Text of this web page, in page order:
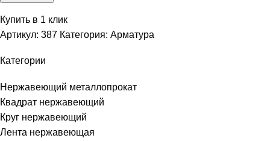
Категории
Нержавеющий металлопрокат
Квадрат нержавеющий
Круг нержавеющий
Лента нержавеющая
Купить в 1 клик
Артикул: 387 Категория: Арматура